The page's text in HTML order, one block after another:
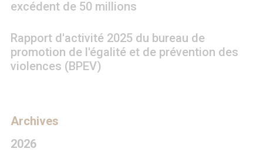
excédent de 50 millions
Rapport d'activité 2025 du bureau de
promotion de l'égalité et de prévention des
violences (BPEV)
Archives
2026